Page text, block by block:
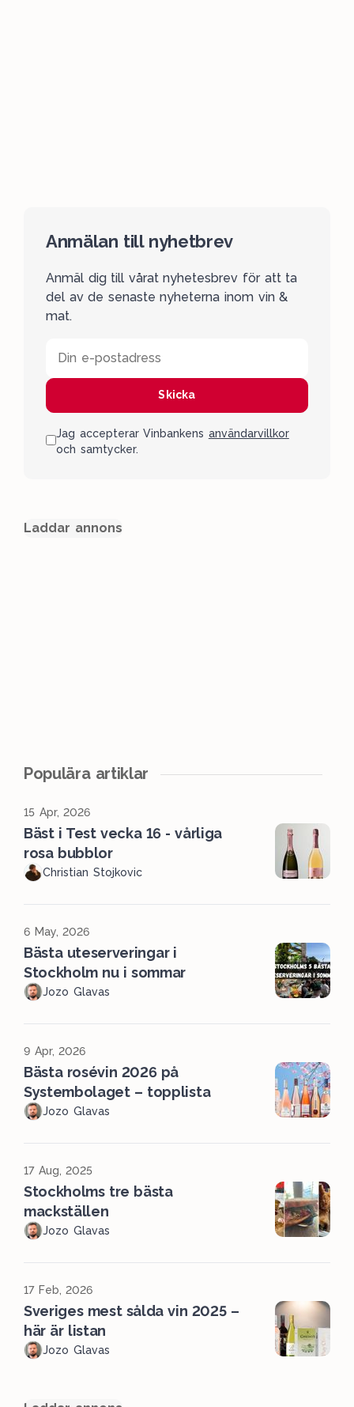
Anmälan till nyhetbrev
Anmäl dig till vårat nyhetesbrev för att ta
del av de senaste nyheterna inom vin &
mat.
Din e-postadress
Skicka
Jag accepterar Vinbankens användarvillkor
och samtycker.
Laddar annons
Populära artiklar
15 Apr, 2026
Bäst i Test vecka 16 - vårliga
rosa bubblor
Christian Stojkovic
6 May, 2026
Bästa uteserveringar i
Stockholm nu i sommar
Jozo Glavas
9 Apr, 2026
Bästa rosévin 2026 på
Systembolaget – topplista
Jozo Glavas
17 Aug, 2025
Stockholms tre bästa
mackställen
Jozo Glavas
17 Feb, 2026
Sveriges mest sålda vin 2025 –
här är listan
Jozo Glavas